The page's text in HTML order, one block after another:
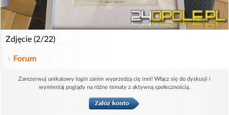
Zdjęcie (2/22)
Forum
Zarezerwuj unikatowy login zanim wyprzedzą cię inni! Włącz się do dyskusji i
wymieniaj poglądy na różne tematy z aktywną społecznością.